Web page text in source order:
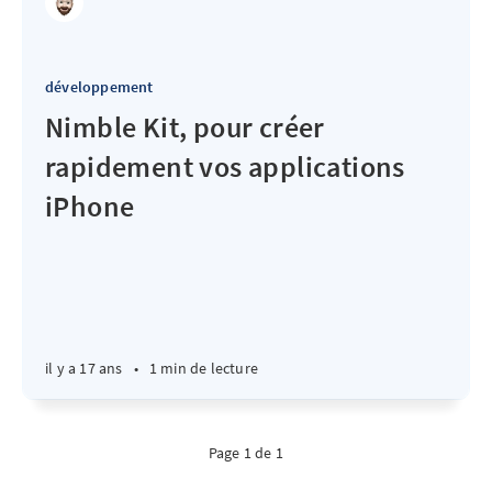
développement
Nimble Kit, pour créer
rapidement vos applications
iPhone
il y a 17 ans • 1 min de lecture
Page 1 de 1